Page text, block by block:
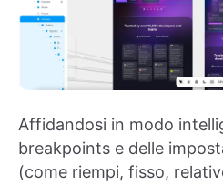
Affidandosi in modo
breakpoints e delle
(come riempi, fisso,